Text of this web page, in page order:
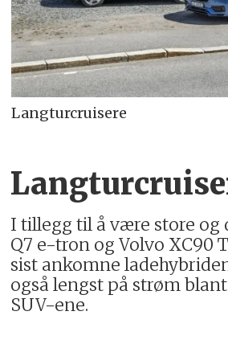
Langturcruisere
I tillegg til å være store og
Q7 e-tron og Volvo XC90
sist ankomne
også lengst på strøm
SUV-ene.